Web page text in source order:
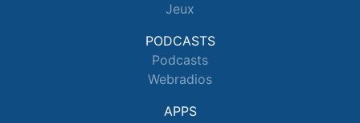
Jeux
PODCASTS
Podcasts
Webradios
APPS